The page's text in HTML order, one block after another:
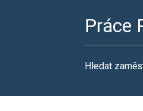
Práce
Hledat